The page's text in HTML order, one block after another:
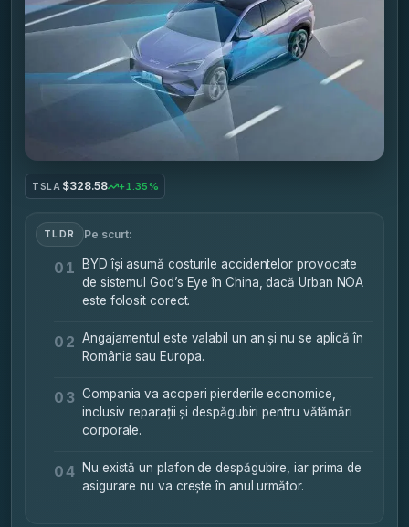
TSLA $328.58 +1.35%
TLDR Pe scurt:
01
BYD își asumă costurile accidentelor provocate
de sistemul God’s Eye în China, dacă Urban NOA
este folosit corect.
02 Angajamentul este valabil un an și nu se aplică în
România sau Europa.
03 Compania va acoperi pierderile economice,
inclusiv reparații și despăgubiri pentru vătămări
corporale.
04
Nu există un plafon de despăgubire, iar prima de
asigurare nu va crește în anul următor.